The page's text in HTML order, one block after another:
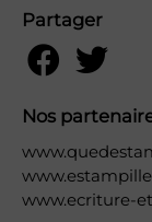
Partager
Nos
www.ecriture-